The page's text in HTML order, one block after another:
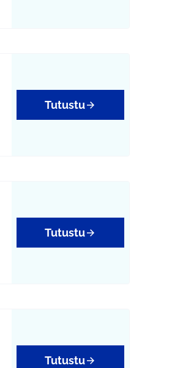
Tutustu
Tutustu
Tutustu